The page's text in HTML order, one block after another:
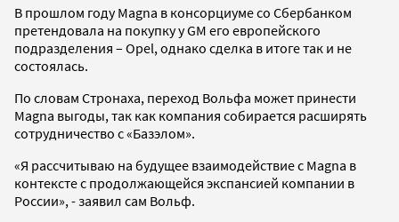
В прошлом году Magna в консорциуме со Сбербанком
претендовала на покупку у GM его европейского
подразделения – Opel, однако сделка в итоге так и не
состоялась.
По словам Стронаха, переход Вольфа может принести
Magna выгоды, так как компания собирается расширять
сотрудничество с «Базэлом».
«Я рассчитываю на будущее взаимодействие с Magna в
контексте с продолжающейся экспансией компании в
России», - заявил сам Вольф.